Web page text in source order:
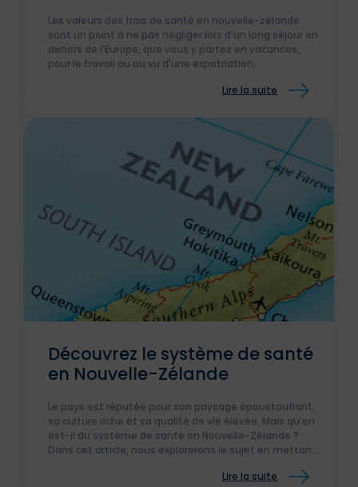
Les valeurs des frais de santé en nouvelle-zélande
sont un point à ne pas négliger lors d'un long séjour en
dehors de l'Europe, que vous y partez en vacances,
pour le travail ou au vu d'une expatriation.
Lire la suite
Découvrez le système de santé
en Nouvelle-Zélande
Le pays est réputée pour son paysage époustouflant,
sa culture riche et sa qualité de vie élevée. Mais qu’en
est-il du système de santé en Nouvelle-Zélande ?
Dans cet article, nous explorerons le sujet en mettant
Lire la suite